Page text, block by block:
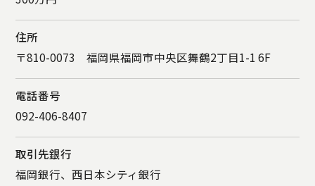
住所
〒810-0073 福岡県福岡市中央区舞鶴2丁目1-1 6F
電話番号
092-406-8407
取引先銀行
福岡銀行、西日本シティ銀行